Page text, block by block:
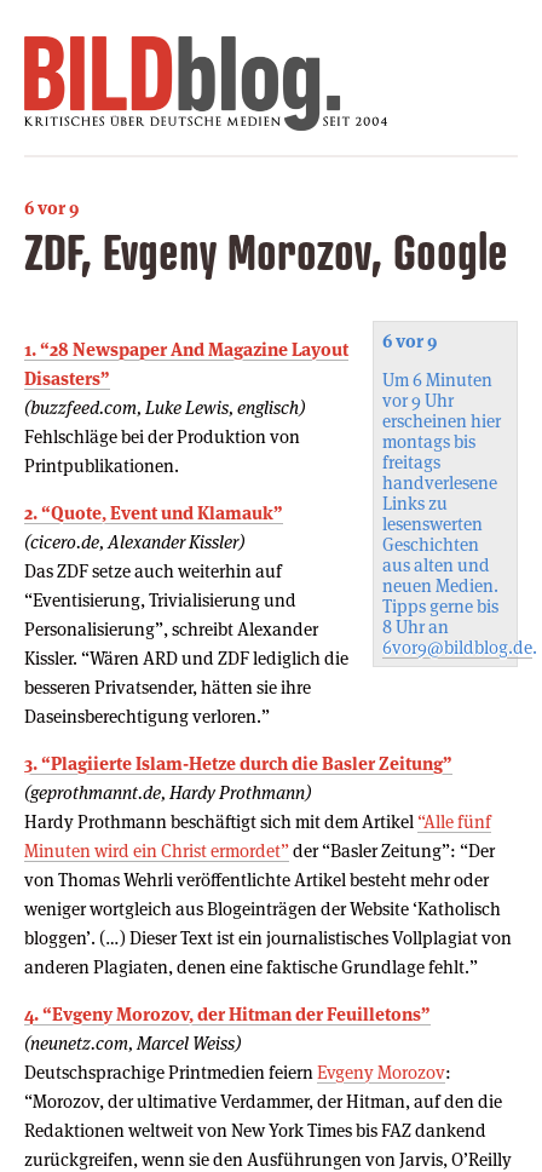
6 vor 9
ZDF, Evgeny Morozov, Google
6 vor 9
Um 6 Minuten
vor 9 Uhr
erscheinen hier
montags bis
freitags
handverlesene
Links zu
lesenswerten
Geschichten
aus alten und
neuen Medien.
Tipps gerne bis
8 Uhr an
6vor9@bildblog.de.
1. “28 Newspaper And Magazine Layout
Disasters”
(buzzfeed.com, Luke Lewis, englisch)
Fehlschläge bei der Produktion von
Printpublikationen.
2. “Quote, Event und Klamauk”
(cicero.de, Alexander Kissler)
Das ZDF setze auch weiterhin auf
“Eventisierung, Trivialisierung und
Personalisierung”, schreibt Alexander
Kissler. “Wären ARD und ZDF lediglich die
besseren Privatsender, hätten sie ihre
Daseinsberechtigung verloren.”
3. “Plagiierte Islam-Hetze durch die Basler Zeitung”
(geprothmannt.de, Hardy Prothmann)
Hardy Prothmann beschäftigt sich mit dem Artikel “Alle fünf
Minuten wird ein Christ ermordet”der “Basler Zeitung”: “Der
von Thomas Wehrli veröffentlichte Artikel besteht mehr oder
weniger wortgleich aus Blogeinträgen der Website ‘Katholisch
bloggen’. (…) Dieser Text ist ein journalistisches Vollplagiat von
anderen Plagiaten, denen eine faktische Grundlage fehlt.”
4. “Evgeny Morozov, der Hitman der Feuilletons”
(neunetz.com, Marcel Weiss)
Deutschsprachige Printmedien feiern Evgeny Morozov:
“Morozov, der ultimative Verdammer, der Hitman, auf den die
Redaktionen weltweit von New York Times bis FAZ dankend
zurückgreifen, wenn sie den Ausführungen von Jarvis, O’Reilly